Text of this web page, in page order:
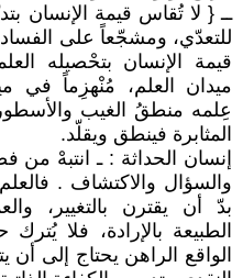
ــ { لا تُقاس قيمة الإنسان
للتعدّي، ومشجّعاً على
قيمة الإنسان بتحْصيله
ميدان العلم، مُنْهزِماً في
عِلمه منطقُ الغيب
المثابرة فينطق ويقلّد.
إنسان الحداثة : ـ انتبهْ
والسؤال والاكتشاف .
بدّ أن يقترن بالتغيير،
الطبيعة بالإرادة، فلا
الواقع الراهن يحتاج إلى